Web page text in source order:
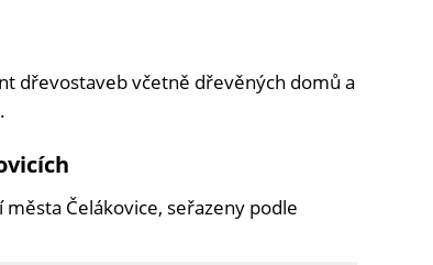
dřevostaveb včetně dřevěných domů a
Čelákovice, seřazeny podle